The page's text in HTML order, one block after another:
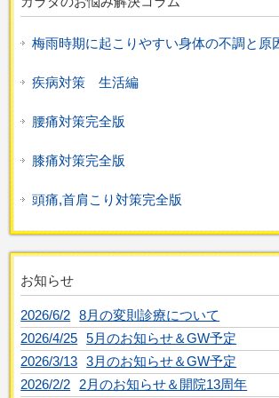
梅雨時期に起こりやすい身体の不調と原
疾病対策 生活編
腰痛対策完全版
膝痛対策完全版
頭痛,首肩こり対策完全版
お知らせ
2026/6/2
8月の変則診療について
2026/4/25
5月のお知らせ＆GW予定
2026/3/13
3月のお知らせ＆GW予定
2026/2/2
2月のお知らせ＆開院13周年